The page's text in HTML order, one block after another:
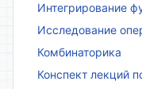
Интегрирование
Исследование
Комбинаторика
Конспект лекций